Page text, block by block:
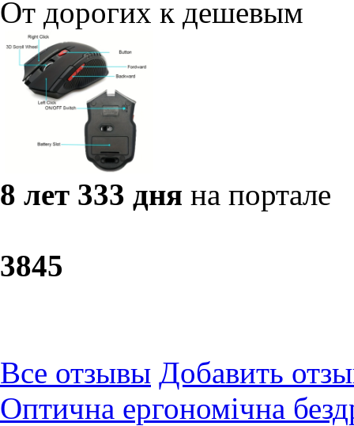
От дорогих к дешевым
8 лет 333 дня на портале
3845
Все отзывы Добавить
Оптична ергономічна